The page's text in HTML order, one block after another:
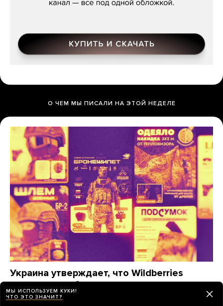
О ЧЕМ МЫ ПИСАЛИ НА ЭТОЙ НЕДЕЛЕ
Украина утверждает, что Wildberries
помогает снабжать армию РФ. Это
действительно так?
МЫ ИСПОЛЬЗУЕМ КУКИ!
ЧТО ЭТО ЗНАЧИТ?